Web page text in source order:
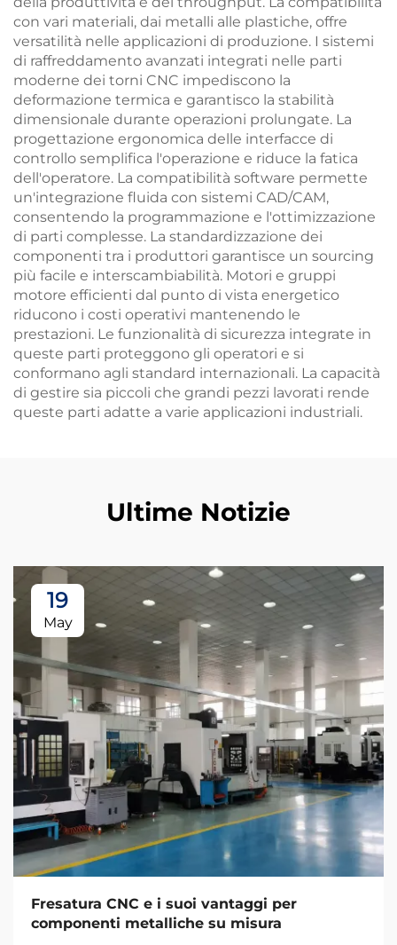
con vari materiali, dai metalli alle plastiche, offre
versatilità nelle applicazioni di produzione. I sistemi
di raffreddamento avanzati integrati nelle parti
moderne dei torni CNC impediscono la
deformazione termica e garantisco la stabilità
dimensionale durante operazioni prolungate. La
progettazione ergonomica delle interfacce di
controllo semplifica l'operazione e riduce la fatica
dell'operatore. La compatibilità software permette
un'integrazione fluida con sistemi CAD/CAM,
consentendo la programmazione e l'ottimizzazione
di parti complesse. La standardizzazione dei
componenti tra i produttori garantisce un sourcing
più facile e interscambiabilità. Motori e gruppi
motore efficienti dal punto di vista energetico
riducono i costi operativi mantenendo le
prestazioni. Le funzionalità di sicurezza integrate in
queste parti proteggono gli operatori e si
conformano agli standard internazionali. La capacità
di gestire sia piccoli che grandi pezzi lavorati rende
queste parti adatte a varie applicazioni industriali.
Ultime Notizie
19
May
Fresatura CNC e i suoi vantaggi per
componenti metalliche su misura